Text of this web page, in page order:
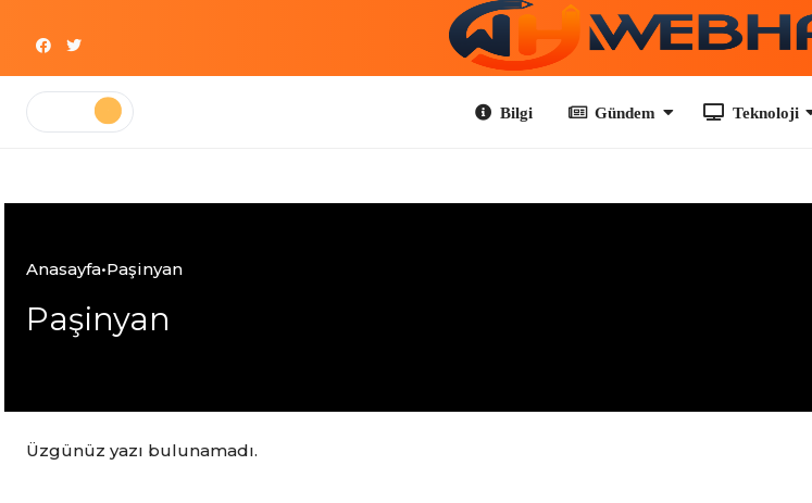
content
Bilgi Gündem Teknoloji
Anasayfa•Paşinyan
Paşinyan
Üzgünüz yazı bulunamadı.